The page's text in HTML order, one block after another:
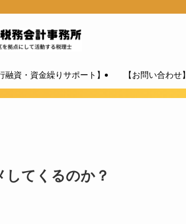
融資・資金繰りサポート】 【お問い合わせ】
してくるのか？